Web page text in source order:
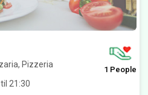
Pizzeria
21:30
1 People